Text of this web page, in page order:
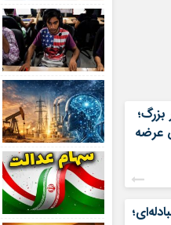
بزرگ؛
عرضه